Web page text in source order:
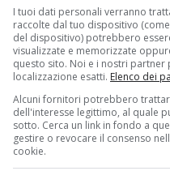
Salute
Falsi dentisti, ci vanno 3
rischi per i pazienti?
I tuoi dati personali verranno
raccolte dal tuo dispositivo
del dispositivo) potrebbero
visualizzate e memorizzate
questo sito. Noi e i nostri
localizzazione esatti. Elenco dei
Alcuni fornitori potrebbero
dell'interesse legittimo, al quale
sotto. Cerca un link in fondo a
gestire o revocare il consenso
cookie.